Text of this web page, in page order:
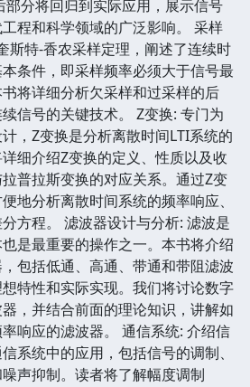
部分将回归到实际应用，展示信号
程和科学领域的广泛影响。 采样
斯特-香农采样定理，阐述了连续时
条件，即采样频率必须大于信号最
将详细分析欠采样和过采样的后
信号的关键技术。 Z变换: 专门为
，Z变换是分析离散时间LTI系统的
细介绍Z变换的定义、性质以及收
普拉斯变换的对应关系。通过Z变
地分析离散时间系统的频率响应、
方程。 滤波器设计与分析: 滤波是
是最重要的操作之一。本书将介绍
包括低通、高通、带通和带阻滤波
特性和实际实现。我们将讨论数字
，并结合前面的理论知识，讲解如
响应的滤波器。 通信系统: 介绍信
系统中的应用，包括信号的调制、
声抑制。读者将了解幅度调制